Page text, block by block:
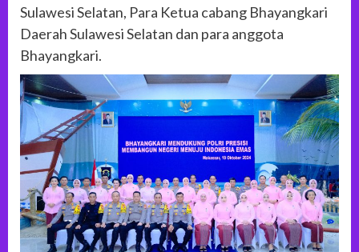
Sulawesi Selatan, Para Ketua cabang Bhayangkari
Daerah Sulawesi Selatan dan para anggota
Bhayangkari.